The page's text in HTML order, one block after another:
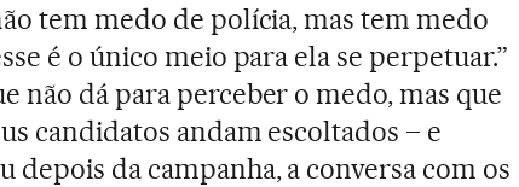
tem medo de polícia, mas tem medo
é o único meio para ela se perpetuar.”
não dá para perceber o medo, mas que
candidatos andam escoltados – e
depois da campanha, a conversa com os